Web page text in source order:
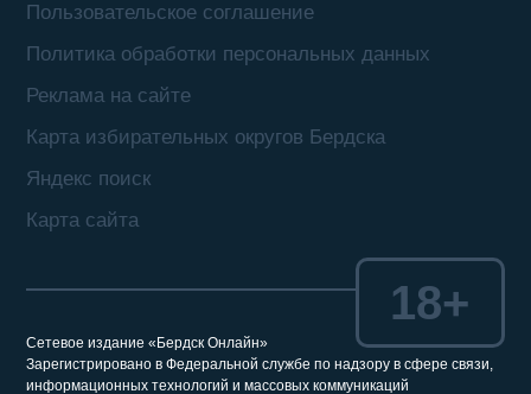
Пользовательское соглашение
Политика обработки персональных данных
Реклама на сайте
Карта избирательных округов Бердска
Яндекс поиск
Карта сайта
Сетевое издание «Бердск Онлайн»
Зарегистрировано в Федеральной службе по надзору в сфере связи,
информационных технологий и массовых коммуникаций
18+